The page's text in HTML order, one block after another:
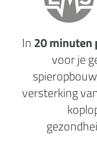
In20 minuten
voor je
versterking